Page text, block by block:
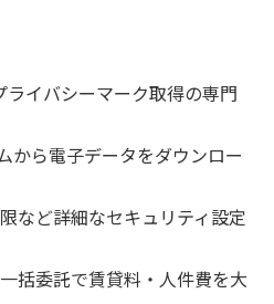
イバシーマーク取得の専門
から電子データをダウンロー
など詳細なセキュリティ設定
括委託で賃貸料・人件費を大